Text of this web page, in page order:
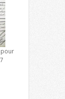
pour